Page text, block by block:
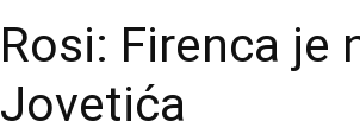
Rosi: Firenca je
Jovetića